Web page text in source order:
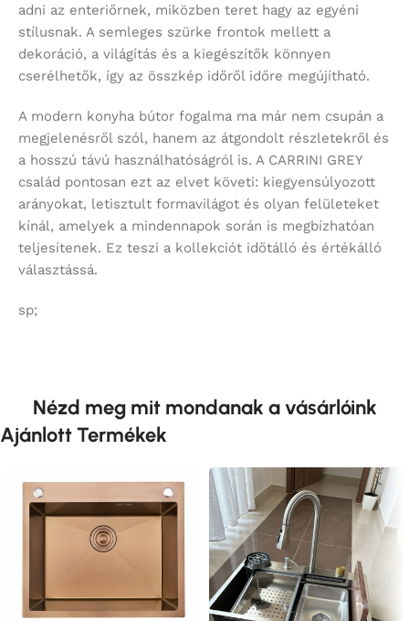
adni az enteriőrnek, miközben teret hagy az egyéni
stílusnak. A semleges szürke frontok mellett a
dekoráció, a világítás és a kiegészítők könnyen
cserélhetők, így az összkép időről időre megújítható.
A modern konyha bútor fogalma ma már nem csupán a
megjelenésről szól, hanem az átgondolt részletekről és
a hosszú távú használhatóságról is. A CARRINI GREY
család pontosan ezt az elvet követi: kiegyensúlyozott
arányokat, letisztult formavilágot és olyan felületeket
kínál, amelyek a mindennapok során is megbízhatóan
teljesítenek. Ez teszi a kollekciót időtálló és értékálló
választássá.
sp;
Nézd meg mit mondanak a vásárlóink
Ajánlott Termékek